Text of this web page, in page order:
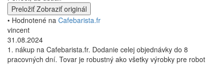
Preložiť Zobraziť originál
• Hodnotené na Cafebarista.fr
vincent
31.08.2024
1. nákup na Cafebarista.fr. Dodanie celej objednávky do 8
pracovných dní. Tovar je robustný ako všetky výrobky pre robot